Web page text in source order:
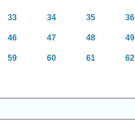
33 34 35 36
46 47 48 49
59 60 61 62